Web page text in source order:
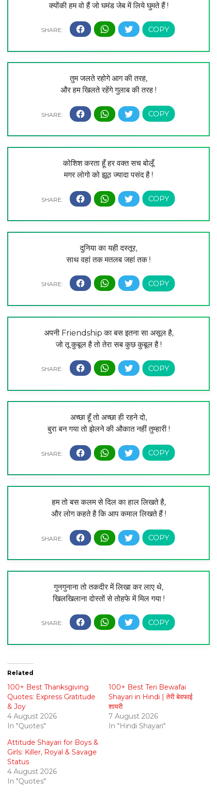
क्योंकी हम वो हैं जो घमंड जेब में लिये घुमते हैं !
तुम जलते रहोगे आग की तरह,
और हम खिलते रहेंगे गुलाब की तरह !
कोशिश करता हूँ हर वक्त सच बोलूँ
मगर लोगो को झूठ ज्यादा पसंद है !
दुनिया का यही दस्तूर,
साथ वहां तक मतलब जहां तक !
अपनी Friendship का बस इतना सा असूल है,
जो तू कुबूल है तो तेरा सब कुछ कुबूल है !
अच्छा हूँ तो अच्छा ही रहने दो,
बुरा बन गया तो झेलने की औकात नहीं तुम्हारी !
हम तो बस कलम से दिल का हाल लिखते है,
और लोग कहते है कि आप कमाल लिखते हैं !
गुनगुनाना तो तकदीर में लिखा कर लाए थे,
खिलखिलाना दोस्तों से तोहफे में मिल गया !
Related
100+ Best Thanksgiving
Quotes: Express Gratitude
& Joy
4 August 2026
In "Quotes"
100+ Best Teri Bewafai
Shayari in Hindi | तेरी बेवफाई
शायरी
7 August 2026
In "Hindi Shayari"
Attitude Shayari for Boys &
Girls: Killer, Royal & Savage
Status
4 August 2026
In "Quotes"